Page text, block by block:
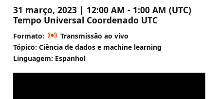
31 março, 2023 | 12:00 AM - 1:00 AM (UTC)
Tempo Universal Coordenado UTC
Formato:
Transmissão ao vivo
Tópico: Ciência de dados e machine learning
Linguagem: Espanhol